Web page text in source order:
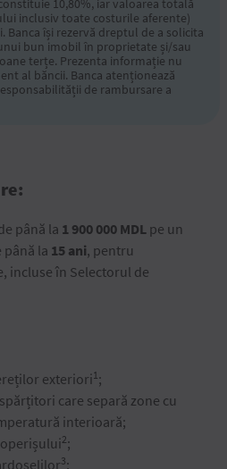
10,80%, iar valoarea totală
inclusiv toate costurile aferente)
Banca își rezervă dreptul de a solicita
bun imobil în proprietate și/sau
terțe. Prezenta informație nu
al băncii. Banca atenționează
de rambursare a
până la 1 900 000 MDL pe un
la 15 ani, pentru
incluse în Selectorul de
exteriori1;
care separă zone cu
interioară;
2;
3;